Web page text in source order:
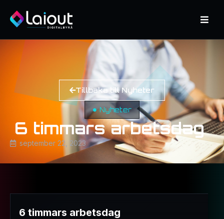
Tillbaka till Nyheter
Nyheter
6 timmars arbetsdag
september 22, 2023
6 timmars arbetsdag